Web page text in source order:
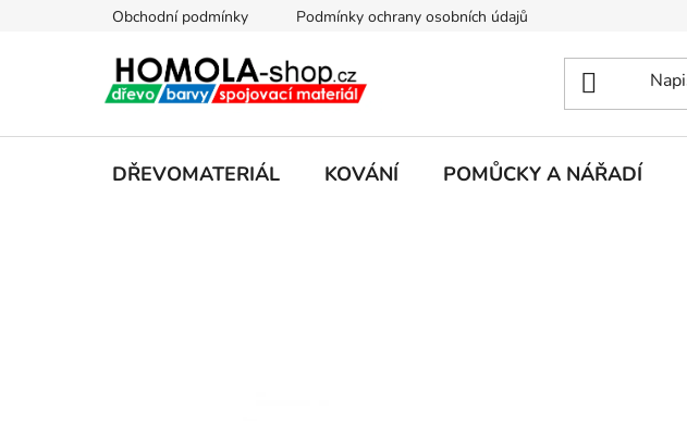
Obchodní podmínky Podmínky ochrany osobních údajů
DŘEVOMATERIÁL KOVÁNÍ POMŮCKY A NÁŘADÍ